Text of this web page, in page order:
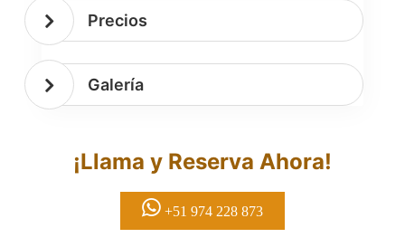
Precios
Galería
¡Llama y Reserva Ahora!
+51 974 228 873